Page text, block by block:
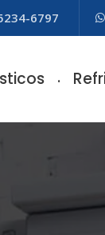
6797